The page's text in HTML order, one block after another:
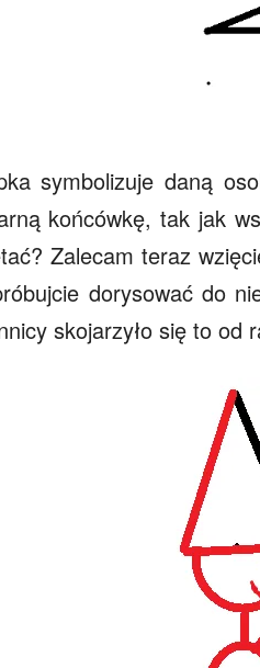
symbolizuje daną
końcówkę, tak jak
Zalecam teraz
dorysować do
skojarzyło się to od